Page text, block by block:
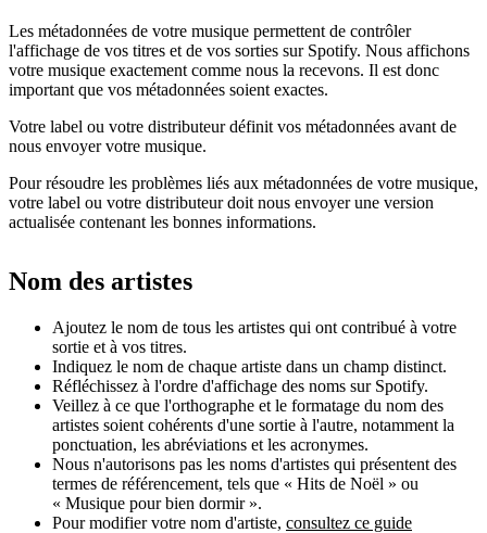
Les métadonnées de votre musique permettent de contrôler
l'affichage de vos titres et de vos sorties sur Spotify. Nous affichons
votre musique exactement comme nous la recevons. Il est donc
important que vos métadonnées soient exactes.
Votre label ou votre distributeur définit vos métadonnées avant de
nous envoyer votre musique.
Pour résoudre les problèmes liés aux métadonnées de votre musique,
votre label ou votre distributeur doit nous envoyer une version
actualisée contenant les bonnes informations.
Nom des artistes
Ajoutez le nom de tous les artistes qui ont contribué à votre
sortie et à vos titres.
Indiquez le nom de chaque artiste dans un champ distinct.
Réfléchissez à l'ordre d'affichage des noms sur Spotify.
Veillez à ce que l'orthographe et le formatage du nom des
artistes soient cohérents d'une sortie à l'autre, notamment la
ponctuation, les abréviations et les acronymes.
Nous n'autorisons pas les noms d'artistes qui présentent des
termes de référencement, tels que « Hits de Noël » ou
« Musique pour bien dormir ».
Pour modifier votre nom d'artiste, consultez ce guide